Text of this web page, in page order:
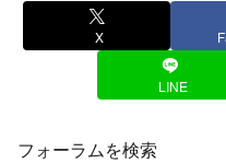
X
LINE
フォーラムを検索